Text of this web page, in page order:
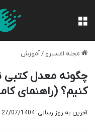
مجله امسیرو /آموزش
چگونه معدل کتبی
کنیم؟ (راهنمای
آخرین به روز رسانی: 27/07/1404